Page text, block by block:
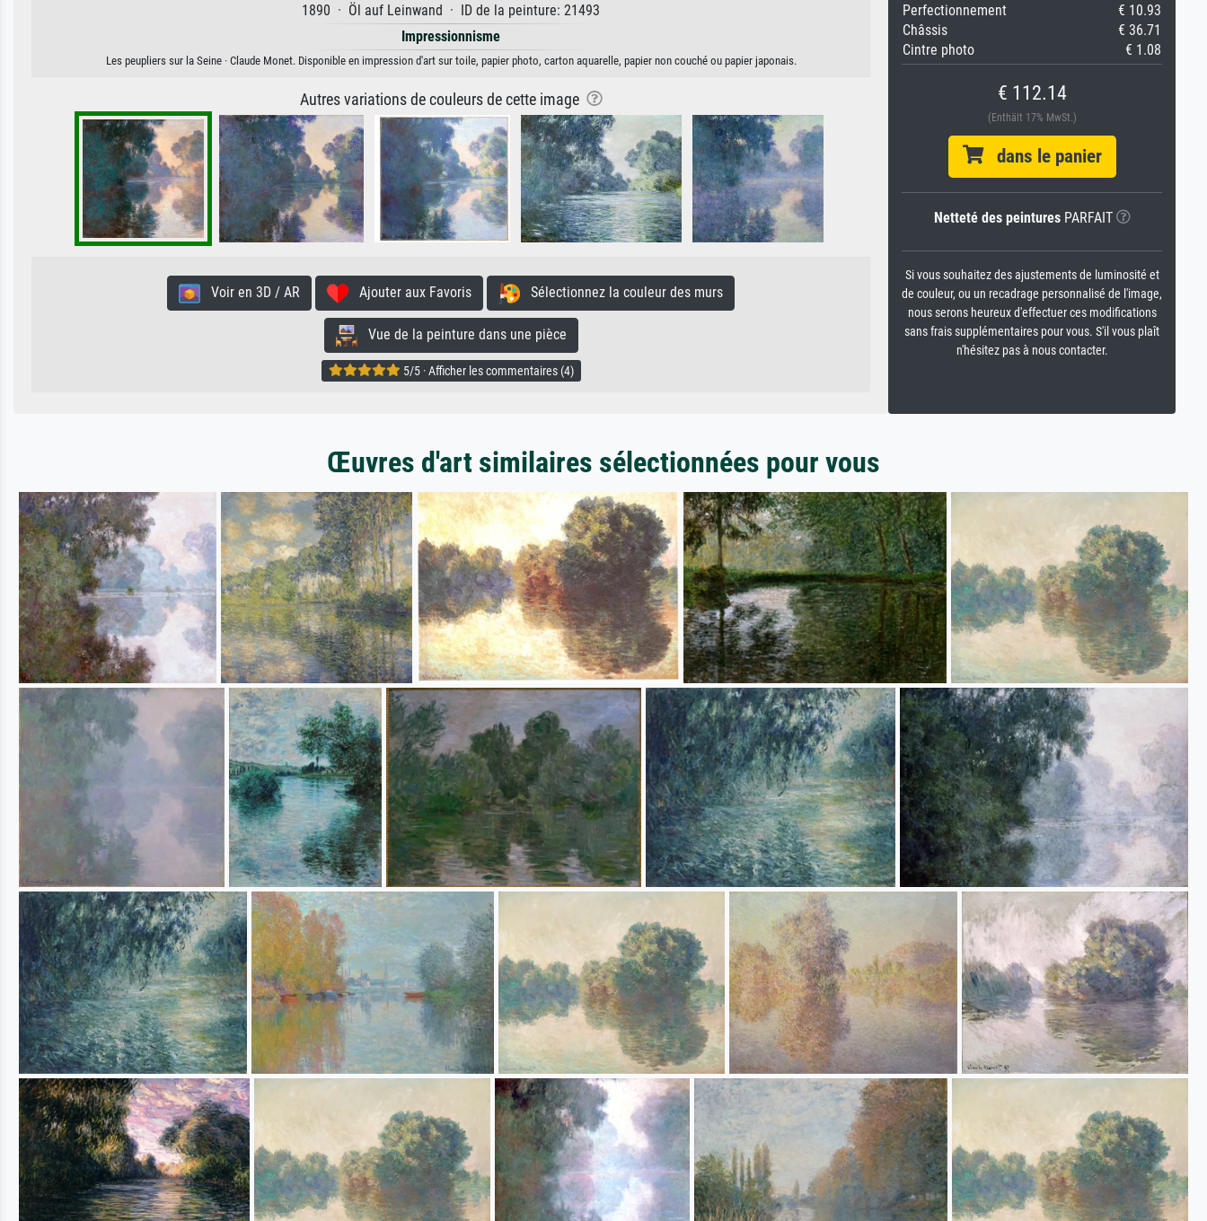
1890 · Öl auf Leinwand · ID de la peinture: 21493
Impressionnisme
Les peupliers sur la Seine · Claude Monet. Disponible en impression d'art sur toile, papier photo, carton aquarelle, papier non couché ou papier japonais.
Autres variations de couleurs de cette image
Voir en 3D / AR Ajouter aux Favoris Sélectionnez la couleur des murs
Vue de la peinture dans une pièce
5/5 · Afficher les commentaires (4)
Perfectionnement
€ 10.93
Châssis
€ 36.71
Cintre photo
€ 1.08
€ 112.14
(Enthält 17% MwSt.)
dans le panier
Netteté des peinturesPARFAIT
Si vous souhaitez des ajustements de luminosité et
de couleur, ou un recadrage personnalisé de l'image,
nous serons heureux d'effectuer ces modifications
sans frais supplémentaires pour vous. S'il vous plaît
n'hésitez pas à nous contacter.
Œuvres d'art similaires sélectionnées pour vous